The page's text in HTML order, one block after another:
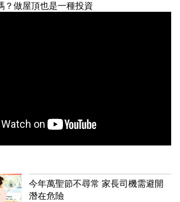
？做屋頂也是一種投資
今年萬聖節不尋常 家長司機需避開
潛在危險